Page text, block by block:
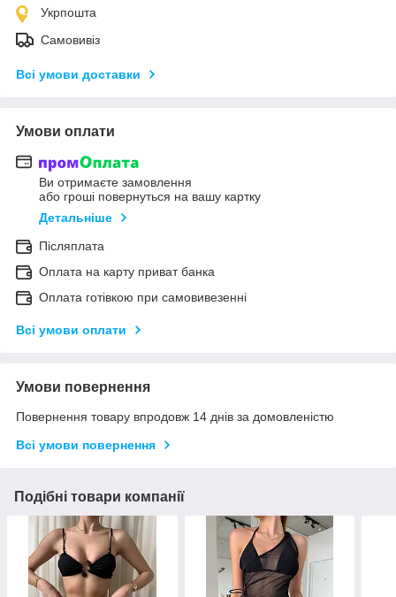
Укрпошта
Самовивіз
Всі умови доставки
Умови оплати
Ви отримаєте замовлення
або гроші повернуться на вашу картку
Детальніше
Післяплата
Оплата на карту приват банка
Оплата готівкою при самовивезенні
Всі умови оплати
Умови повернення
Повернення товару впродовж 14 днів за домовленістю
Всі умови повернення
Подібні товари компанії